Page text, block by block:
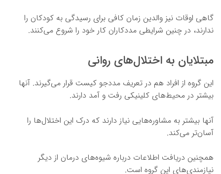
گاهی اوقات نیز والدین زمان کافی برای رسیدگی به کودکان را
ندارند، در چنین شرایطی مددکاران کار خود را شروع می‌کنند.
مبتلایان به اختلال‌های روانی
این گروه از افراد هم در تعریف مددجو کیست قرار می‌گیرند. آنها
بیشتر در محیط‌های کلینیکی رفت و آمد دارند.
آنها بیشتر به مشاوره‌هایی نیاز دارند که درک این اختلال‌ها را
آسان‌تر می‌کند.
همچنین دریافت اطلاعات درباره شیوه‌های درمان از دیگر
نیازمندی‌های این گروه است.